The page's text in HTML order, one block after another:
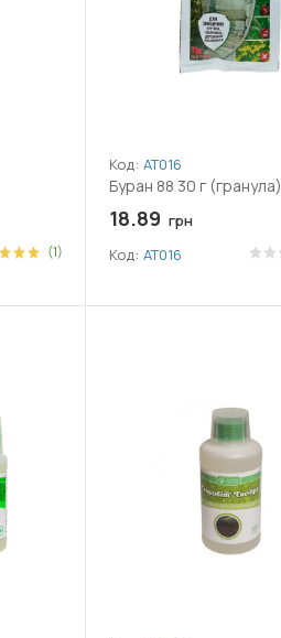
(1)
Код: АТ016
Буран 88 30 г (гранула)
18.89 грн
Код: АТ016